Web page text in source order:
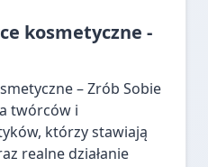
kosmetyczne -
– Zrób Sobie
twórców i
którzy stawiają
realne działanie